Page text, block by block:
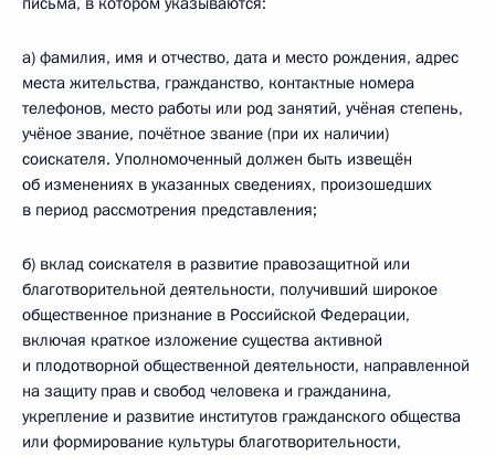
а) фамилия, имя и отчество, дата и место рождения, адрес
места жительства, гражданство, контактные номера
телефонов, место работы или род занятий, учёная степень,
учёное звание, почётное звание (при их наличии)
соискателя. Уполномоченный должен быть извещён
об изменениях в указанных сведениях, произошедших
в период рассмотрения представления;
б) вклад соискателя в развитие правозащитной или
благотворительной деятельности, получивший широкое
общественное признание в Российской Федерации,
включая краткое изложение существа активной
и плодотворной общественной деятельности, направленной
на защиту прав и свобод человека и гражданина,
укрепление и развитие институтов гражданского общества
или формирование культуры благотворительности,